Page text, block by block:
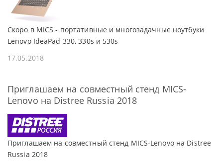
Скоро в MICS - портативные и многозадачные ноутбуки
Lenovo IdeaPad 330, 330s и 530s
17.05.2018
Приглашаем на совместный стенд MICS-
Lenovo на Distree Russia 2018
Приглашаем на совместный стенд MICS-Lenovo на Distree
Russia 2018